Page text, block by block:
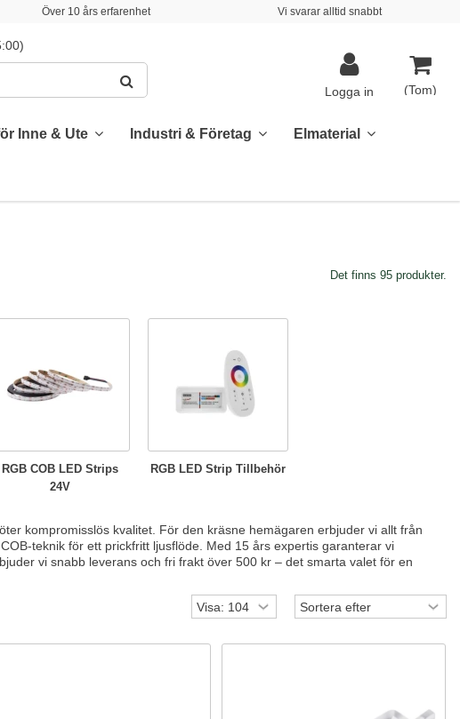
Över 10 års erfarenhet Vi svarar alltid snabbt
(Tom)
Logga in
Inne & Ute Industri & Företag Elmaterial
Det finns 95 produkter.
RGB COB LED Strips
24V
RGB LED Strip Tillbehör
kompromisslös kvalitet. För den kräsne hemägaren erbjuder vi allt från
teknik för ett prickfritt ljusflöde. Med 15 års expertis garanterar vi
vi snabb leverans och fri frakt över 500 kr – det smarta valet för en